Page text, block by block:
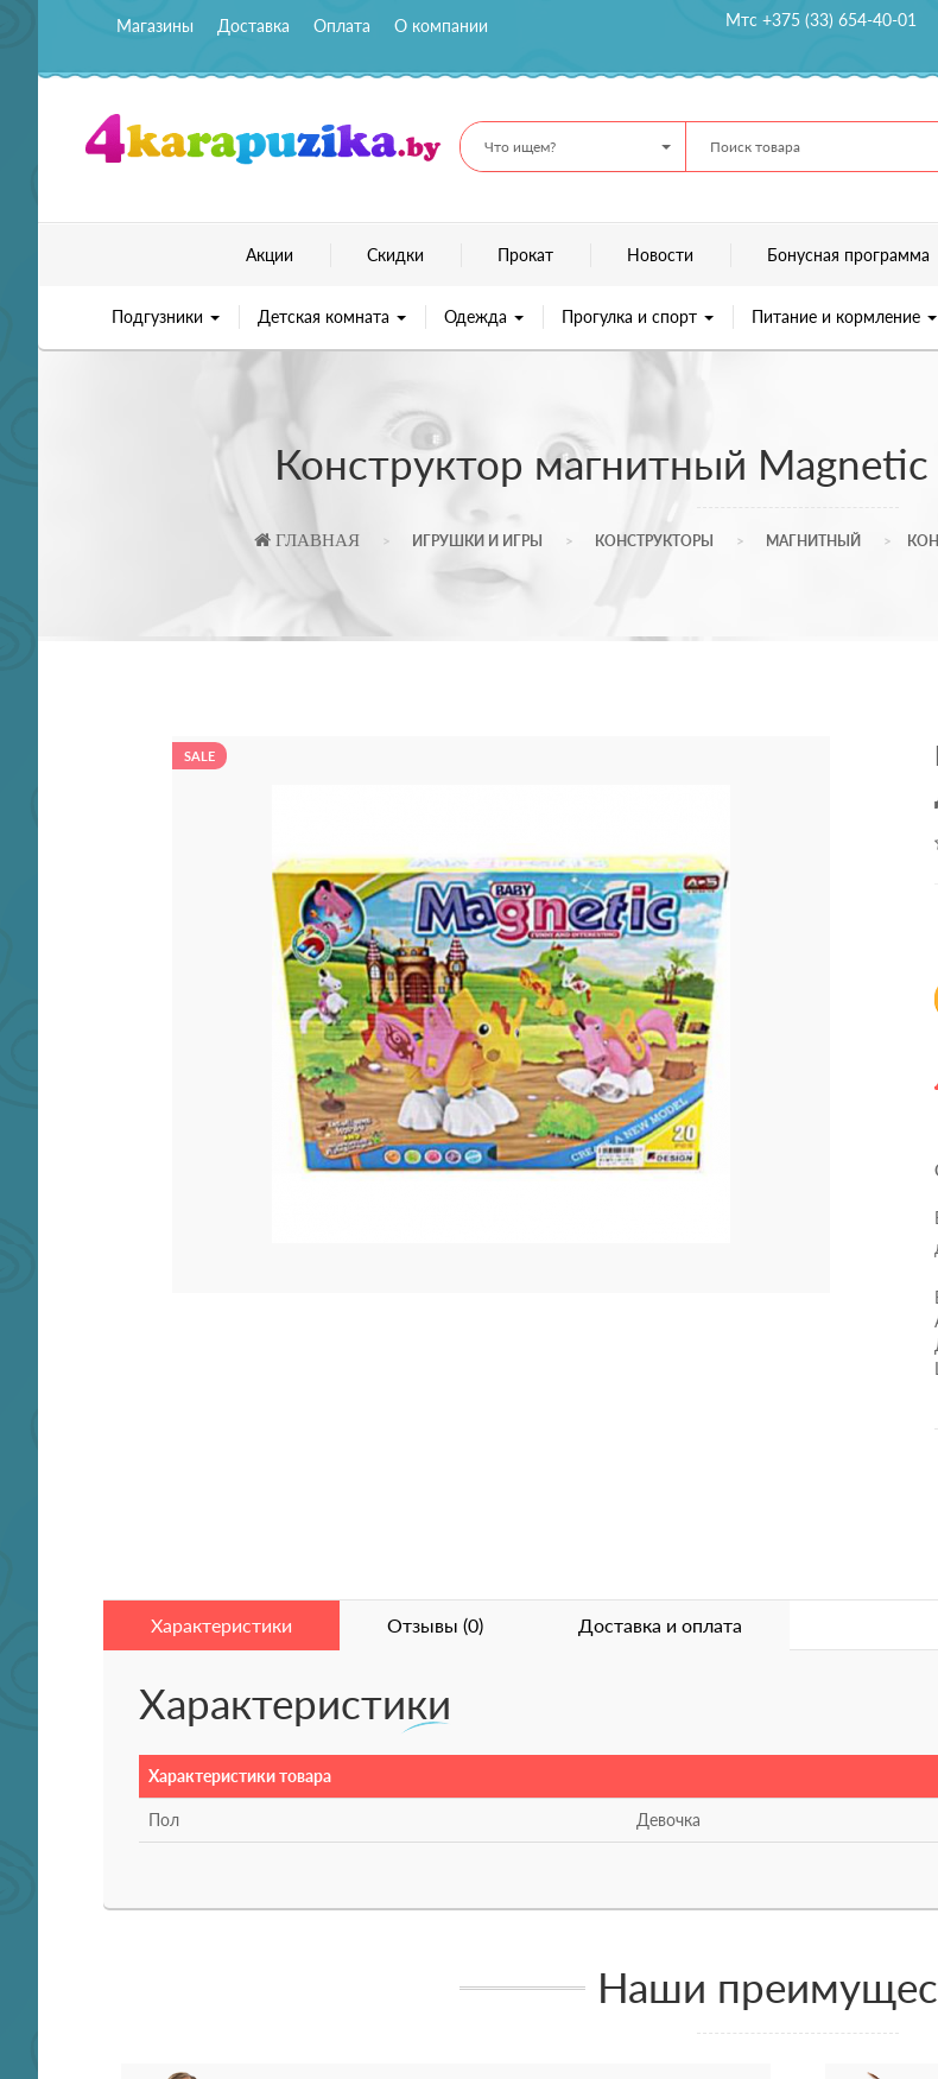
Магазины Доставка Оплата О компании Мтс +375 (33) 654-40-01
Что ищем?
Акции Скидки Прокат Новости Бонусная программа
Подгузники Детская комната Одежда Прогулка и спорт Питание и кормление
Конструктор магнитный
ГЛАВНАЯ ИГРУШКИ И ИГРЫ КОНСТРУКТОРЫ МАГНИТНЫЙ
SALE
Характеристики Отзывы (0) Доставка и оплата
Характеристики
Характеристики товара
Пол Девочка
Наши